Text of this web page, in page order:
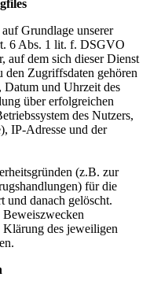
Grundlage unserer
6 Abs. 1 lit. f. DSGVO
auf dem sich dieser Dienst
den Zugriffsdaten gehören
Datum und Uhrzeit des
über erfolgreichen
des Nutzers,
IP-Adresse und der
(z.B. zur
für die
und danach gelöscht.
des jeweiligen